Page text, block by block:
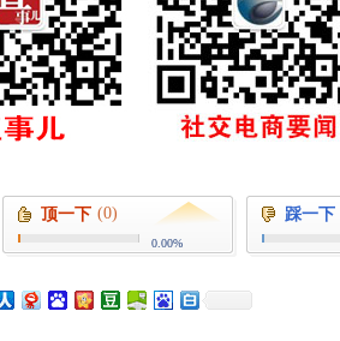
顶一下 (0)
0.00%
踩一下